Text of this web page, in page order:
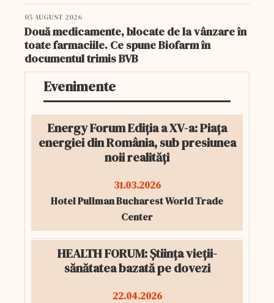
05 AUGUST 2026
Două medicamente, blocate de la vânzare în
toate farmaciile. Ce spune Biofarm în
documentul trimis BVB
Evenimente
Energy Forum Ediția a XV-a: Piața
energiei din România, sub presiunea
noii realități
31.03.2026
Hotel Pullman Bucharest World Trade
Center
HEALTH FORUM: Știința vieții-
sănătatea bazată pe dovezi
22.04.2026